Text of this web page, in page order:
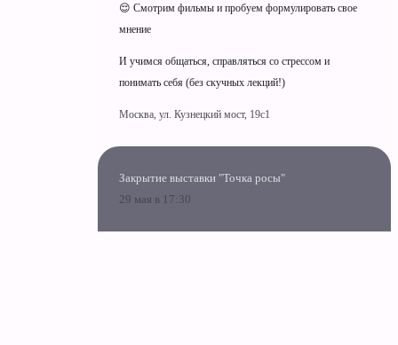
😌 Смотрим фильмы и пробуем формулировать свое
мнение
И учимся общаться, справляться со стрессом и
понимать себя (без скучных лекций!)
Москва, ул. Кузнецкий мост, 19c1
Закрытие выставки "Точка росы"
29 мая в 17:30